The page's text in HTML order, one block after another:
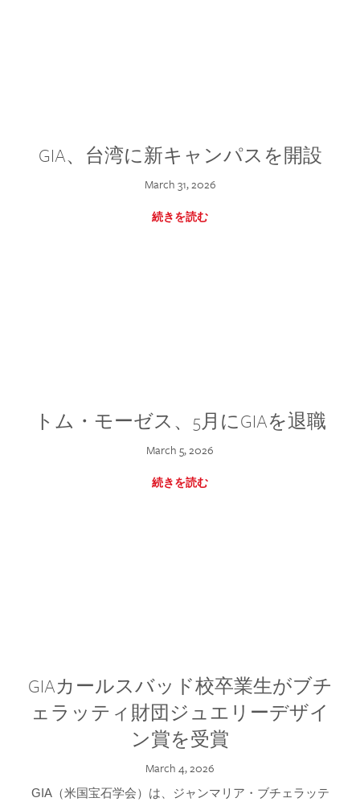
GIA、台湾に新キャンパスを開設
March 31, 2026
続きを読む
トム・モーゼス、5月にGIAを退職
March 5, 2026
続きを読む
GIAカールスバッド校卒業生がブチ
ェラッティ財団ジュエリーデザイ
ン賞を受賞
March 4, 2026
GIA（米国宝石学会）は、ジャンマリア・ブチェラッテ